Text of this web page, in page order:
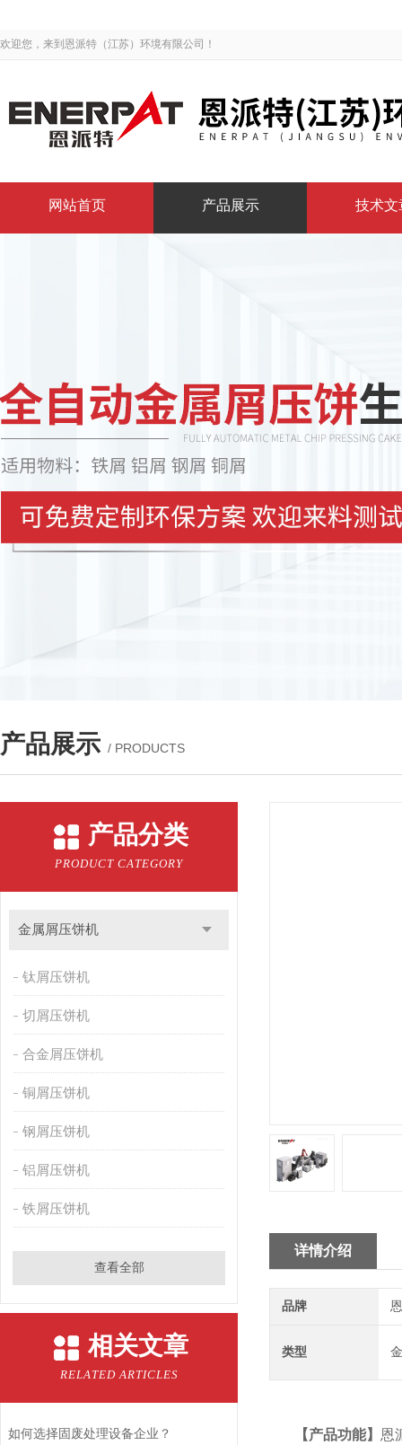
欢迎您，来到恩派特（江苏）环境有限公司！
网站首页 产品展示 技术文
产品展示 / PRODUCTS
产品分类
PRODUCT CATEGORY
金属屑压饼机
钛屑压饼机
切屑压饼机
合金屑压饼机
铜屑压饼机
钢屑压饼机
铝屑压饼机
铁屑压饼机
查看全部
相关文章
RELATED ARTICLES
如何选择固废处理设备企业？
详情介绍
品牌
类型
【产品功能】 恩